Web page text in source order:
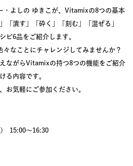
・よしの ゆきこが、Vitamixの8つの基本
「潰す」「砕く」「刻む」「混ぜる」
ピ6品をご紹介します。
なことにチャレンジしてみませんか？
ながらVitamixの持つ8つの機能をご紹介
る内容です。
お気軽にご参加ください。
15:00～16:30